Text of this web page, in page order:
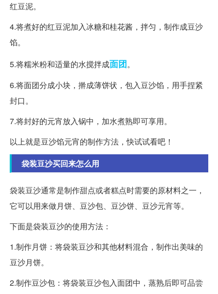
红豆泥。
4.将煮好的红豆泥加入冰糖和桂花酱，拌匀，制作成豆沙
馅。
5.将糯米粉和适量的水搅拌成面团。
6.将面团分成小块，擀成薄饼状，包入豆沙馅，用手捏紧
封口。
7.将封好的元宵放入锅中，加水煮熟即可享用。
以上就是豆沙馅元宵的制作方法，快试试看吧！
袋装豆沙买回来怎么用
袋装豆沙通常是制作甜点或者糕点时需要的原材料之一，
它可以用来做月饼、豆沙包、豆沙饼、豆沙元宵等。
下面是袋装豆沙的使用方法：
1.制作月饼：将袋装豆沙和其他材料混合，制作出美味的
豆沙月饼。
2.制作豆沙包：将袋装豆沙包入面团中，蒸熟后即可品尝